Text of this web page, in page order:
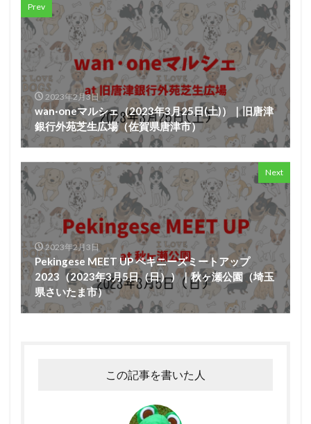
Prev
2023年2月3日
wan·oneマルシェ（2023年3月25日(土)）｜旧唐津
銀行外苑芝生広場（佐賀県唐津市）
Next
2023年2月3日
Pekingese MEET UP ペキニーズミートアップ
2023（2023年3月5日（日））｜秋ヶ瀬公園（埼玉
県さいたま市）
この記事を書いた人